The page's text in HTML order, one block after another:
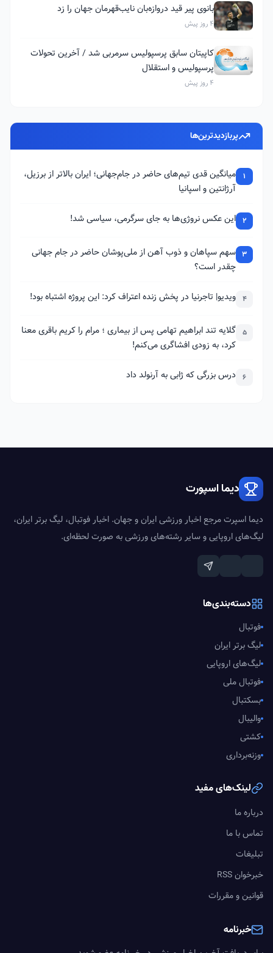
بانوی پیر قید دروازه‌بان نایب‌قهرمان جهان را زد
4 روز پیش
کاپیتان سابق پرسپولیس سرمربی شد / آخرین تحولات
پرسپولیس و استقلال
4 روز پیش
پربازدیدترین‌ها
1
میانگین قدی تیم‌های حاضر در جام‌جهانی؛ ایران بالاتر از برزیل،
آرژانتین و اسپانیا
2 این عکس نروژی‌ها به جای سرگرمی، سیاسی شد!
3 سهم سپاهان و ذوب آهن از ملی‌پوشان حاضر در جام جهانی
چقدر است؟
4 ویدیو| تاجرنیا در پخش زنده اعتراف کرد: این پروژه اشتباه بود!
5 گلایه تند ابراهیم تهامی پس از بیماری ؛ مرام را کریم باقری معنا
کرد، به زودی افشاگری می‌کنم!
6 درس بزرگی که ژابی به آرنولد داد
دیما اسپورت
دیما اسپرت مرجع اخبار ورزشی ایران و جهان. اخبار فوتبال، لیگ برتر ایران،
لیگ‌های اروپایی و سایر رشته‌های ورزشی به صورت لحظه‌ای.
دسته‌بندی‌ها
فوتبال
لیگ برتر ایران
لیگ‌های اروپایی
فوتبال ملی
بسکتبال
والیبال
کشتی
وزنه‌برداری
لینک‌های مفید
درباره ما
تماس با ما
تبلیغات
خبرخوان RSS
قوانین و مقررات
خبرنامه